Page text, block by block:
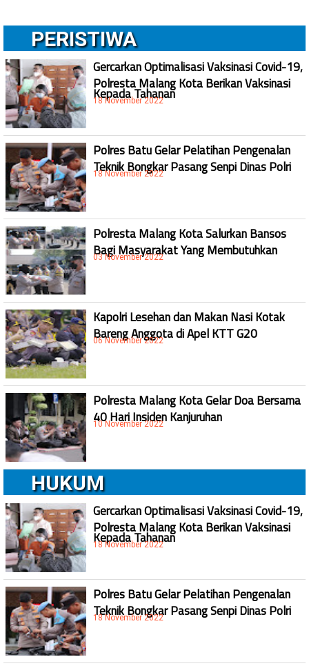
PERISTIWA
Gercarkan Optimalisasi Vaksinasi Covid-19,
Polresta Malang Kota Berikan Vaksinasi
Kepada Tahanan
18 November 2022
Polres Batu Gelar Pelatihan Pengenalan
Teknik Bongkar Pasang Senpi Dinas Polri
18 November 2022
Polresta Malang Kota Salurkan Bansos
Bagi Masyarakat Yang Membutuhkan
03 November 2022
Kapolri Lesehan dan Makan Nasi Kotak
Bareng Anggota di Apel KTT G20
06 November 2022
Polresta Malang Kota Gelar Doa Bersama
40 Hari Insiden Kanjuruhan
10 November 2022
HUKUM
Gercarkan Optimalisasi Vaksinasi Covid-19,
Polresta Malang Kota Berikan Vaksinasi
Kepada Tahanan
18 November 2022
Polres Batu Gelar Pelatihan Pengenalan
Teknik Bongkar Pasang Senpi Dinas Polri
18 November 2022